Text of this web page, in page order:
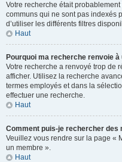
Votre recherche était
communs qui ne sont pas indexés
d’utiliser les différents filtres
Haut
Pourquoi ma recherche renvoie à
Votre recherche a renvoyé trop de
afficher. Utilisez la recherche
termes employés et dans la
effectuer une recherche.
Haut
Comment puis-je rechercher des
Veuillez vous rendre sur la page «
un membre ».
Haut